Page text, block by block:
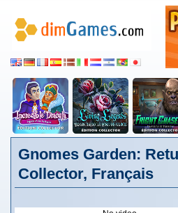
Gnomes Garden:
Collector, Français